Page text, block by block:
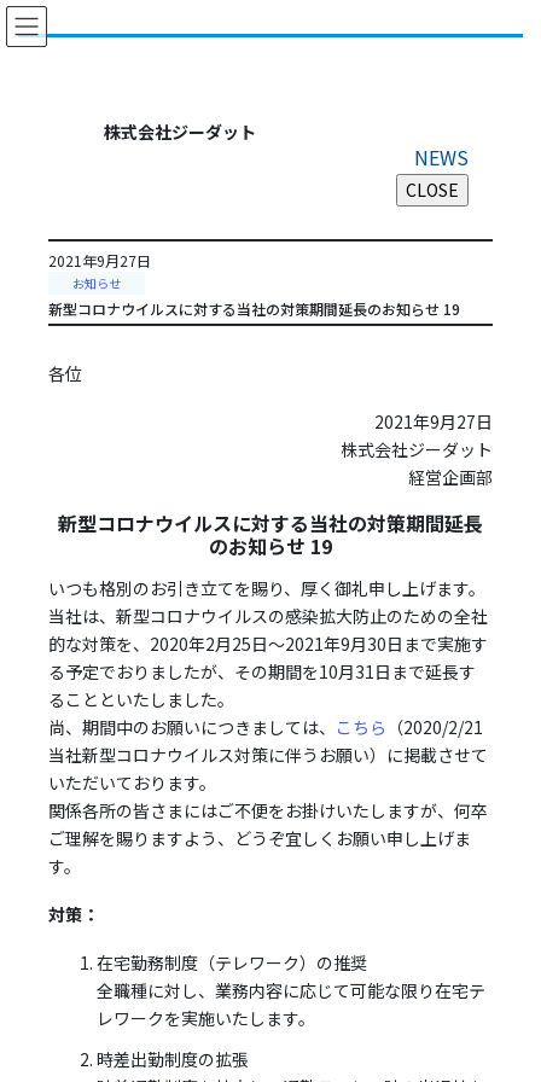
コ
ン
ナ
ビ
株式会社ジーダット
NEWS
2021年9月27日
お知らせ
新型コロナウイルスに対する当社の対策期間延長のお知らせ 19
各位
2021年9月27日
株式会社ジーダット
経営企画部
新型コロナウイルスに対する当社の対策期間延長
のお知らせ 19
いつも格別のお引き立てを賜り、厚く御礼申し上げます。
当社は、新型コロナウイルスの感染拡大防止のための全社
的な対策を、2020年2月25日～2021年9月30日まで実施す
る予定でおりましたが、その期間を10月31日まで延長す
ることといたしました。
尚、期間中のお願いにつきましては、 こちら （2020/2/21
当社新型コロナウイルス対策に伴うお願い）に掲載させて
いただいております。
関係各所の皆さまにはご不便をお掛けいたしますが、何卒
ご理解を賜りますよう、どうぞ宜しくお願い申し上げま
す。
対策：
在宅勤務制度（テレワーク）の推奨
全職種に対し、業務内容に応じて可能な限り在宅テ
レワークを実施いたします。
時差出勤制度の拡張